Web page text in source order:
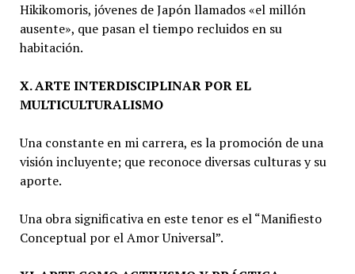
Hikikomoris, jóvenes de Japón llamados «el millón
ausente», que pasan el tiempo recluidos en su
habitación.
X. ARTE INTERDISCIPLINAR POR EL
MULTICULTURALISMO
Una constante en mi carrera, es la promoción de una
visión incluyente; que reconoce diversas culturas y su
aporte.
Una obra significativa en este tenor es el “Manifiesto
Conceptual por el Amor Universal”.